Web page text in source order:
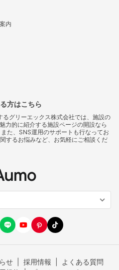
内
方はこちら
グリーエックス株式会社では、施設の
力的に紹介する施設ページの開設なら
た、SNS運用のサポートも行なってお
するお悩みなど、お気軽にご相談くだ
せ 採用情報
よくある質問